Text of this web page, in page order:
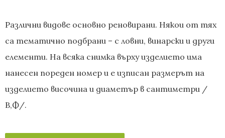
Различни видове основно реновирани. Някои от тях
са тематично подбрани – с ловни, винарски и други
елементи. На всяка снимка върху изделието има
нанесен пореден номер и е изписан размерът на
изделието височина и диаметър в сантиметри /
В,Ф/.